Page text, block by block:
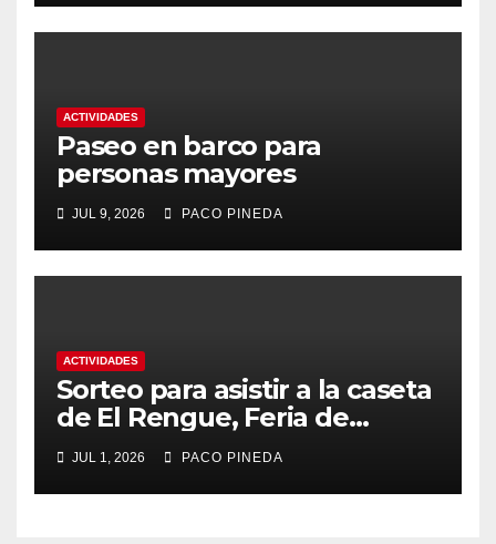
ACTIVIDADES
Paseo en barco para
personas mayores
JUL 9, 2026 PACO PINEDA
ACTIVIDADES
Sorteo para asistir a la caseta
de El Rengue, Feria de
Málaga 2026
JUL 1, 2026 PACO PINEDA